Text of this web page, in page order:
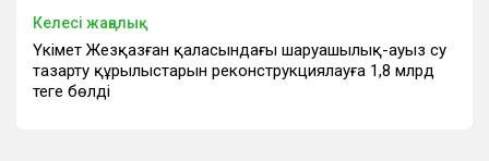
Келесі жаңалық
Үкімет Жезқазған қаласындағы шаруашылық-ауыз су
тазарту құрылыстарын реконструкциялауға 1,8 млрд
теңге бөлді